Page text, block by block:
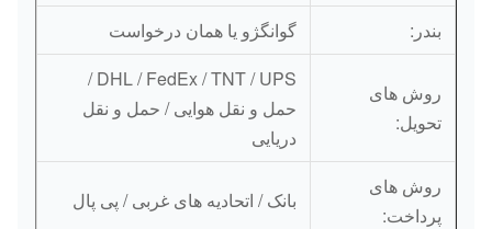
بندر:
گوانگژو یا همان درخواست
روش های
تحویل:
DHL / FedEx / TNT / UPS /
حمل و نقل هوایی / حمل و نقل
دریایی
روش های
پرداخت:
بانک / اتحادیه های غربی / پی پال